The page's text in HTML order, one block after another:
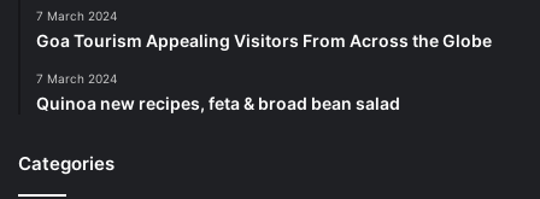
7 March 2024
Goa Tourism Appealing Visitors From Across the Globe
7 March 2024
Quinoa new recipes, feta & broad bean salad
Categories